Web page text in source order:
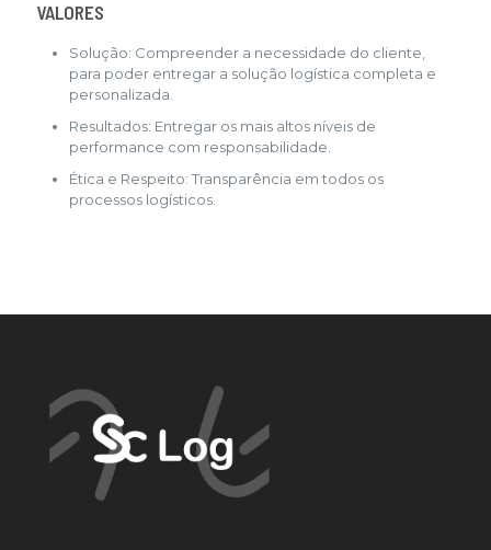
VALORES
Solução: Compreender a necessidade do cliente,
para poder entregar a solução logística completa e
personalizada.
Resultados: Entregar os mais altos níveis de
performance com responsabilidade.
Ética e Respeito: Transparência em todos os
processos logísticos.